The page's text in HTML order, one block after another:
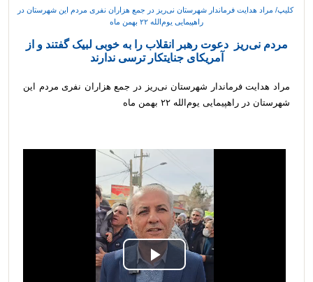
کلیپ/ مراد هدایت فرماندار شهرستان نی‌ریز در جمع هزاران نفری مردم این شهرستان در
راهپیمایی یوم‌الله ۲۲ بهمن ماه
مردم نی‌ریز دعوت رهبر انقلاب را به خوبی لبیک گفتند و از
آمریکای جنایتکار ترسی ندارند
مراد هدایت فرماندار شهرستان نی‌ریز در جمع هزاران نفری مردم این
شهرستان در راهپیمایی یوم‌الله ۲۲ بهمن ماه
Play